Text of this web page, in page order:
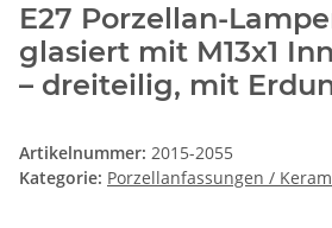
E27 Porzellan-
glasiert mit M13x1
– dreiteilig, mit
Artikelnummer: 2015-2055
Kategorie: Porzellanfassungen /